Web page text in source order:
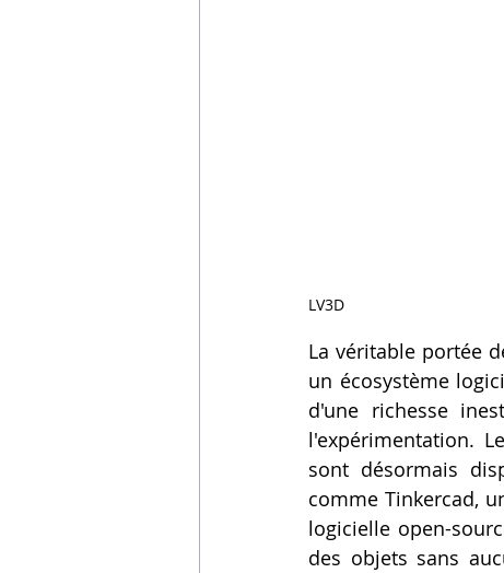
LV3D
La véritable portée
un écosystème
d'une richesse
l'expérimentation.
sont désormais
comme Tinkercad,
logicielle open-
des objets sans